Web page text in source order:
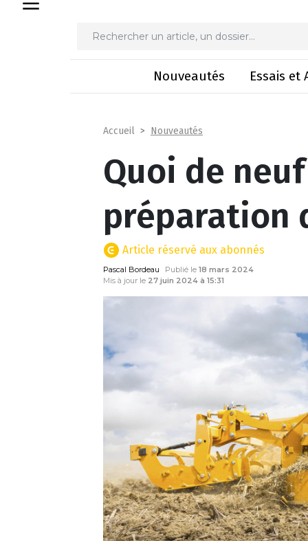
Nouveautés Essais et
Accueil Nouveautés
Quoi de
préparation
Article réservé aux abonnés
Pascal Bordeau Publié le 18 mars 2024
Mis à jour le 27 juin 2024 à 15:31